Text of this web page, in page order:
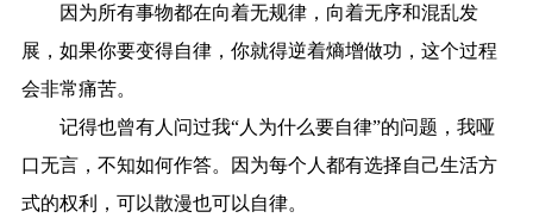
因为所有事物都在向着无规律，向着无序和混乱发
展，如果你要变得自律，你就得逆着熵增做功，这个过程
会非常痛苦。
记得也曾有人问过我“人为什么要自律”的问题，我哑
口无言，不知如何作答。因为每个人都有选择自己生活方
式的权利，可以散漫也可以自律。